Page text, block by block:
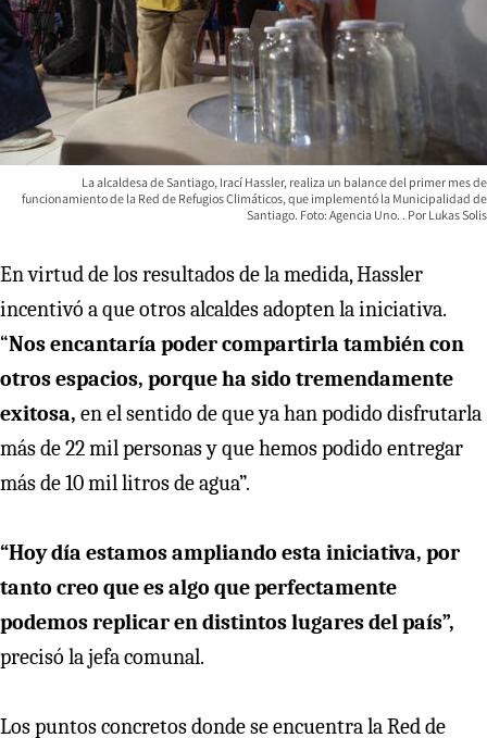
La alcaldesa de Santiago, Irací Hassler, realiza un balance del primer mes de
funcionamiento de la Red de Refugios Climáticos, que implementó la Municipalidad de
Santiago. Foto: Agencia Uno.
Lukas Solis
En virtud de los resultados de la medida, Hassler
incentivó a que otros alcaldes adopten la iniciativa.
“Nos encantaría poder compartirla también con
otros espacios, porque ha sido tremendamente
exitosa, en el sentido de que ya han podido disfrutarla
más de 22 mil personas y que hemos podido entregar
más de 10 mil litros de agua”.
“Hoy día estamos ampliando esta iniciativa, por
tanto creo que es algo que perfectamente
podemos replicar en distintos lugares del país”,
precisó la jefa comunal.
Los puntos concretos donde se encuentra la Red de